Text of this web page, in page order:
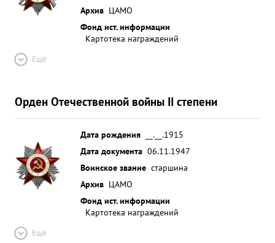
Архив ЦАМО
Фонд ист. информации
Картотека награждений
Ещё
Орден Отечественной войны II степени
Дата рождения
__.__.1915
Дата документа 06.11.1947
Воинское звание старшина
Архив ЦАМО
Фонд ист. информации
Картотека награждений
Ещё